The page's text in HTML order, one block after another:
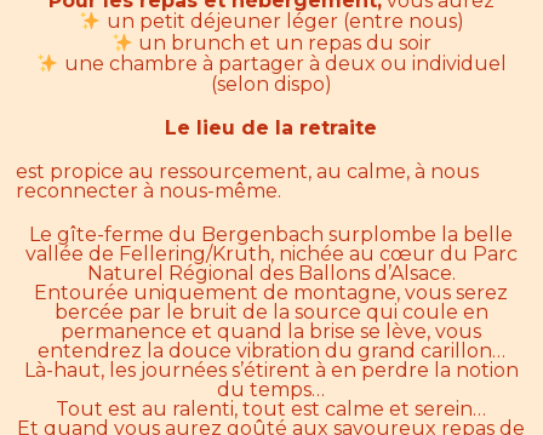
un petit déjeuner léger (entre nous)
un brunch et un repas du soir
une chambre à partager à deux ou individuel
(selon dispo)
Le lieu de la retraite
est propice au ressourcement, au calme, à nous
reconnecter à nous-même.
Le gîte-ferme du Bergenbach surplombe la belle
vallée de Fellering/Kruth, nichée au cœur du Parc
Naturel Régional des Ballons d’Alsace.
Entourée uniquement de montagne, vous serez
bercée par le bruit de la source qui coule en
permanence et quand la brise se lève, vous
entendrez la douce vibration du grand carillon…
Là-haut, les journées s’étirent à en perdre la notion
du temps…
Tout est au ralenti, tout est calme et serein…
Et quand vous aurez goûté aux savoureux repas de